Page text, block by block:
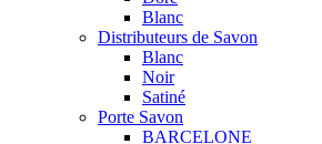
Blanc
Distributeurs de Savon
Blanc
Noir
Satiné
Porte Savon
BARCELONE